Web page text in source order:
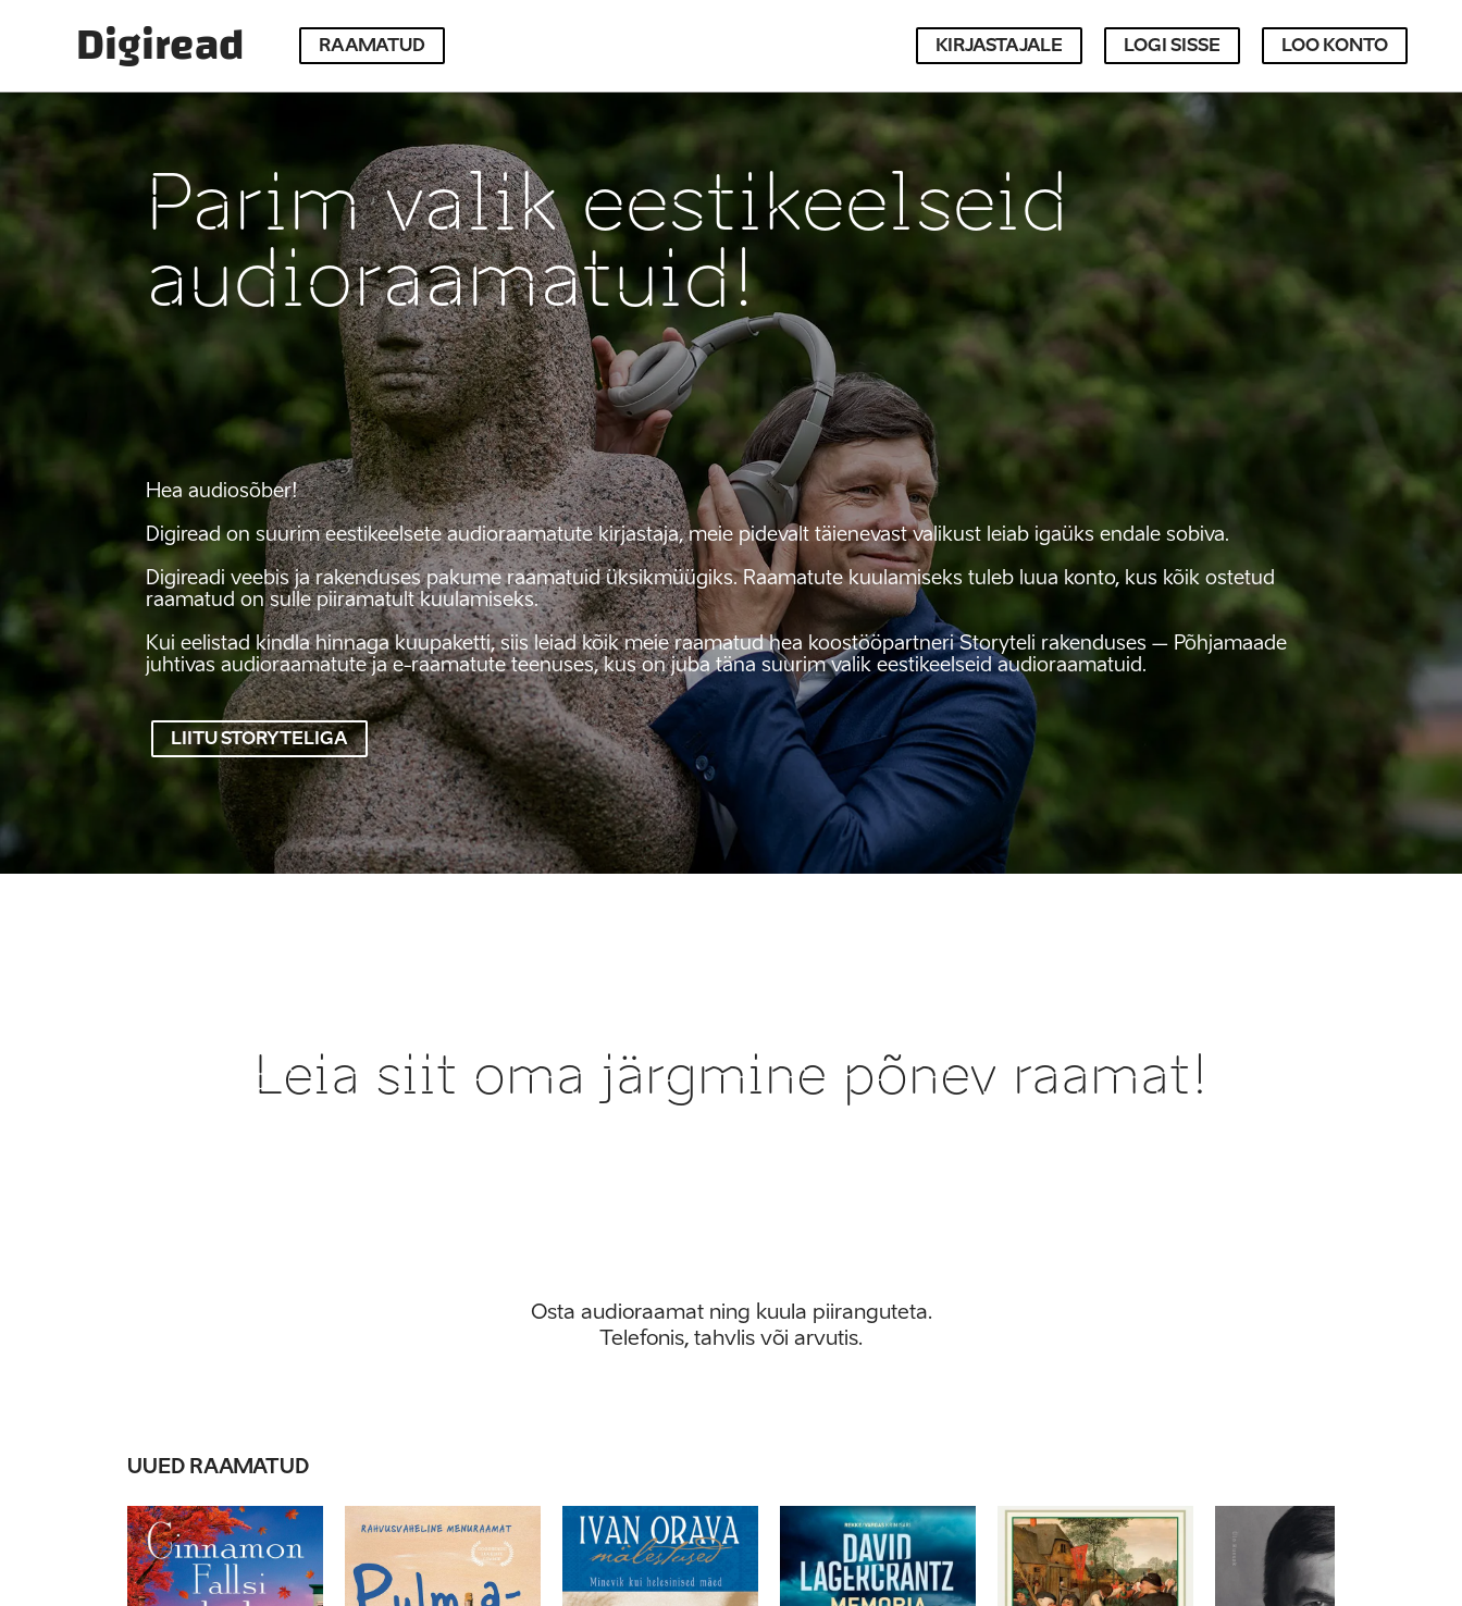
Digiread RAAMATUD KIRJASTAJALE LOGI SISSE LOO KONTO
Parim valik eestikeelseid
audioraamatuid!
Hea audiosõber!
Digiread on suurim eestikeelsete audioraamatute kirjastaja, meie pidevalt täienevast valikust leiab igaüks endale sobiva.
Digireadi veebis ja rakenduses pakume raamatuid üksikmüügiks. Raamatute kuulamiseks tuleb luua konto, kus kõik ostetud
raamatud on sulle piiramatult kuulamiseks.
Kui eelistad kindla hinnaga kuupaketti, siis leiad kõik meie raamatud hea koostööpartneri Storyteli rakenduses – Põhjamaade
juhtivas audioraamatute ja e-raamatute teenuses, kus on juba täna suurim valik eestikeelseid audioraamatuid.
LIITU STORYTELIGA
Leia siit oma järgmine põnev raamat!
Osta audioraamat ning kuula piiranguteta.
Telefonis, tahvlis või arvutis.
UUED RAAMATUD